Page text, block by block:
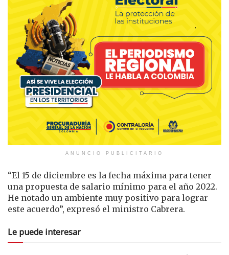
ANUNCIO PUBLICITARIO
“El 15 de diciembre es la fecha máxima para tener
una propuesta de salario mínimo para el año 2022.
He notado un ambiente muy positivo para lograr
este acuerdo”, expresó el ministro Cabrera.
Le puede interesar